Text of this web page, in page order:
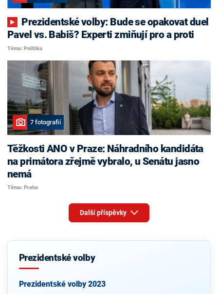
Pavel vs. Babiš? Experti zmiňují pro a proti
Téma: Politika
7 fotografií
Těžkosti ANO v Praze: Náhradního kandidáta
na primátora zřejmě vybralo, u Senátu jasno
nemá
Téma: Praha
Další příspěvky
Prezidentské volby
Prezidentské volby 2023